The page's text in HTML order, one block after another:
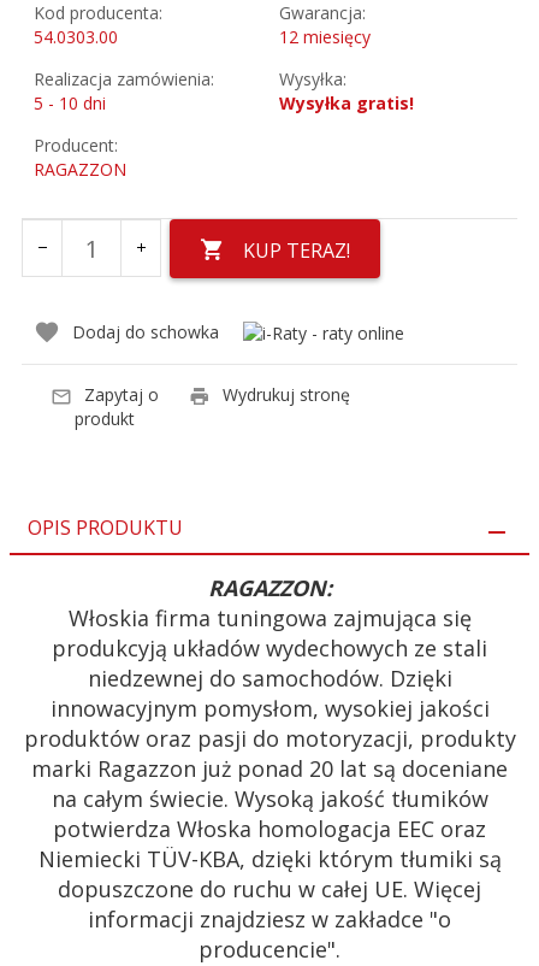
Kod producenta:
54.0303.00
Gwarancja:
12 miesięcy
Realizacja zamówienia:
5 - 10 dni
Wysyłka:
Wysyłka gratis!
Producent:
RAGAZZON
KUP TERAZ!
Dodaj do schowka
Zapytaj o
produkt
Wydrukuj stronę
OPIS PRODUKTU
RAGAZZON:
Włoskia firma tuningowa zajmująca się
produkcyją układów wydechowych ze stali
niedzewnej do samochodów. Dzięki
innowacyjnym pomysłom, wysokiej jakości
produktów oraz pasji do motoryzacji, produkty
marki Ragazzon już ponad 20 lat są doceniane
na całym świecie. Wysoką jakość tłumików
potwierdza Włoska homologacja EEC oraz
Niemiecki TÜV-KBA, dzięki którym tłumiki są
dopuszczone do ruchu w całej UE. Więcej
informacji znajdziesz w zakładce "o
producencie".